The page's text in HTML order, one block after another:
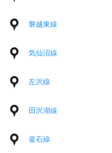
磐越東線
気仙沼線
左沢線
田沢湖線
釜石線